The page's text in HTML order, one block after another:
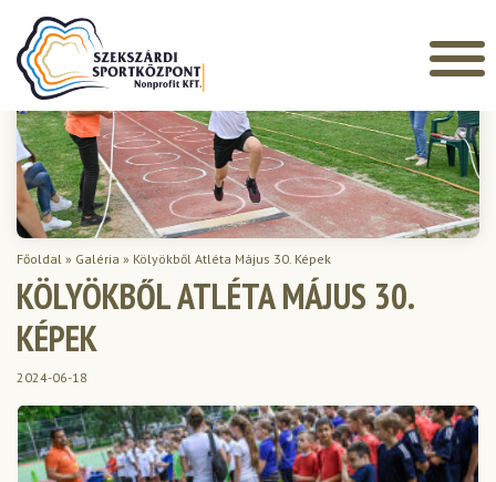
Főoldal » Galéria » Kölyökből Atléta Május 30. Képek
KÖLYÖKBŐL ATLÉTA MÁJUS 30.
KÉPEK
2024-06-18